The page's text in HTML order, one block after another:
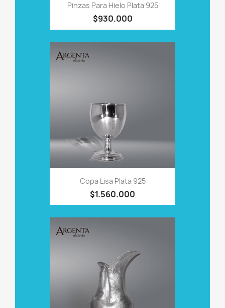
Pinzas Para Hielo Plata 925
$930.000
Copa Lisa Plata 925
$1.560.000